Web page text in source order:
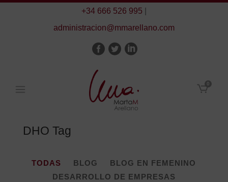
+34 666 526 995
administracion@mmarellano.com
0
DHO Tag
TODAS BLOG
BLOG EN FEMENINO
DESARROLLO DE EMPRESAS